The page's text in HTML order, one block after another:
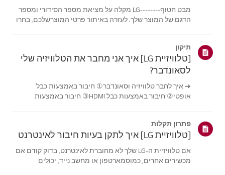
מבט חטוף--------LG מקלה על מציאת מספר הסידורי ומספר
הדגם של המוצר שלך. לעזרה באיתור פרטי המוצרשלכם, בחרו
עשויים להיות שונים מהמוצרשלך.טלו...
תיקון
[טלוויזיית LG] איך אני מחבר את הטלוויזיה שלי
לסאונדבר?
➔ איך לחבר טלוויזיה וסאונדבר① חיבור באמצעות כבל
אופטי② חיבור באמצעות כבל HDMI③ חיבור באמצעות
הכינו את הכבל האופטי.2. בדוק את מיקום ...
פתרון תקלות
[טלוויזיית LG] איך לתקן בעיות חיבור לאינטרנט
אם טלוויזיית ה-LG שלך לא מחוברת לאינטרנט, בדוק קודם אם
מכשירים אחרים, כמוסמארטפון או מחשב נייד, יכולים